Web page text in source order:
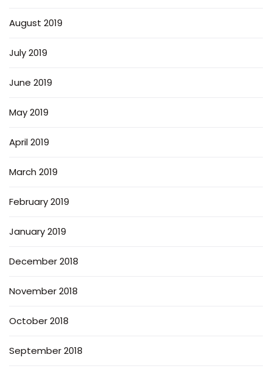
August 2019
July 2019
June 2019
May 2019
April 2019
March 2019
February 2019
January 2019
December 2018
November 2018
October 2018
September 2018